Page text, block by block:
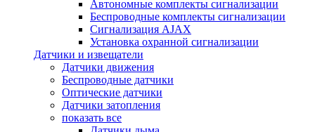
Автономные комплекты сигнализации
Беспроводные комплекты сигнализации
Сигнализация AJAX
Установка охранной сигнализации
Датчики и извещатели
Датчики движения
Беспроводные датчики
Оптические датчики
Датчики затопления
показать все